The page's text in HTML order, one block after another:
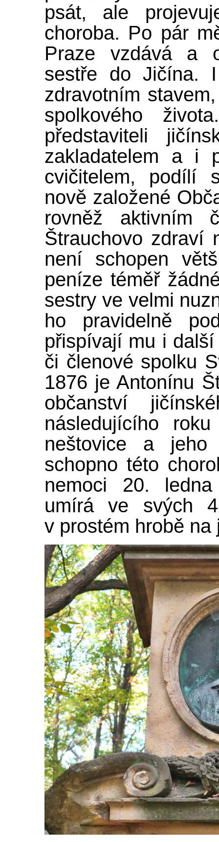
psát, ale
choroba. Po pár
Praze vzdává a
sestře do Jičína.
zdravotním
spolkového
představiteli
zakladatelem a i
cvičitelem, podílí
nově založené
rovněž aktivním
Štrauchovo zdraví
není schopen
peníze téměř
sestry ve velmi
ho pravidelně
přispívají mu i
či členové spolku
1876 je Antonínu
občanství
následujícího
neštovice a
schopno této
nemoci 20.
umírá ve svých
v prostém hrobě